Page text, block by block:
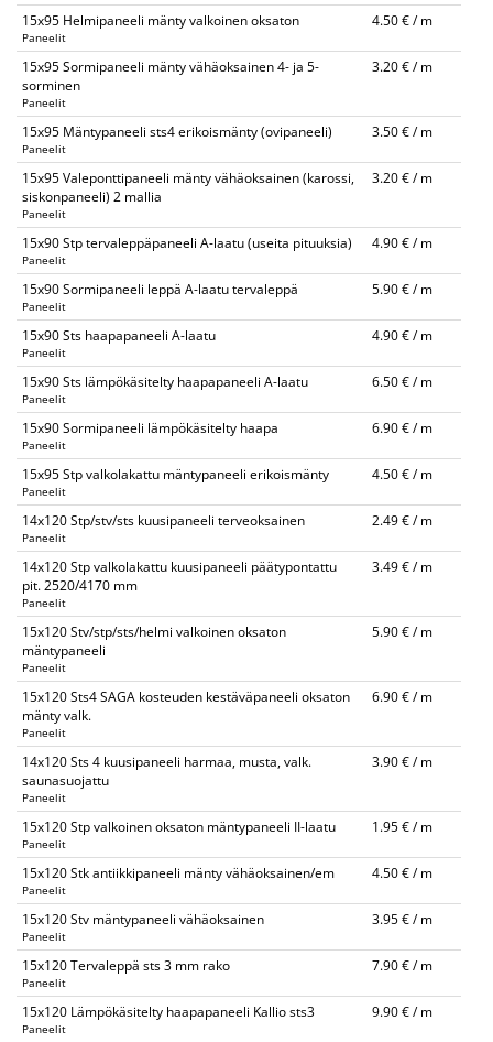
15x95 Helmipaneeli mänty valkoinen oksaton
Paneelit
4.50 € / m
15x95 Sormipaneeli mänty vähäoksainen 4- ja 5-
sorminen
Paneelit
3.20 € / m
15x95 Mäntypaneeli sts4 erikoismänty (ovipaneeli)
Paneelit
3.50 € / m
15x95 Valeponttipaneeli mänty vähäoksainen (karossi,
siskonpaneeli) 2 mallia
Paneelit
3.20 € / m
15x90 Stp tervaleppäpaneeli A-laatu (useita pituuksia)
Paneelit
4.90 € / m
15x90 Sormipaneeli leppä A-laatu tervaleppä
Paneelit
5.90 € / m
15x90 Sts haapapaneeli A-laatu
Paneelit
4.90 € / m
15x90 Sts lämpökäsitelty haapapaneeli A-laatu
Paneelit
6.50 € / m
15x90 Sormipaneeli lämpökäsitelty haapa
Paneelit
6.90 € / m
15x95 Stp valkolakattu mäntypaneeli erikoismänty
Paneelit
4.50 € / m
14x120 Stp/stv/sts kuusipaneeli terveoksainen
Paneelit
2.49 € / m
14x120 Stp valkolakattu kuusipaneeli päätypontattu
pit. 2520/4170 mm
Paneelit
3.49 € / m
15x120 Stv/stp/sts/helmi valkoinen oksaton
mäntypaneeli
Paneelit
5.90 € / m
15x120 Sts4 SAGA kosteuden kestäväpaneeli oksaton
mänty valk.
Paneelit
6.90 € / m
14x120 Sts 4 kuusipaneeli harmaa, musta, valk.
saunasuojattu
Paneelit
3.90 € / m
15x120 Stp valkoinen oksaton mäntypaneeli II-laatu
Paneelit
1.95 € / m
15x120 Stk antiikkipaneeli mänty vähäoksainen/em
Paneelit
4.50 € / m
15x120 Stv mäntypaneeli vähäoksainen
Paneelit
3.95 € / m
15x120 Tervaleppä sts 3 mm rako
Paneelit
7.90 € / m
15x120 Lämpökäsitelty haapapaneeli Kallio sts3
Paneelit
9.90 € / m